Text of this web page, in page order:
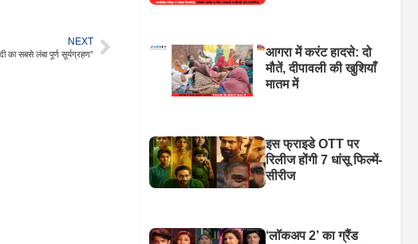
NEXT
सबसे लंबा पूर्ण सूर्यग्रहण”
आगरा में करंट हादसे: दो
मौतें, दीपावली की खुशियाँ
मातम में
इस फ्राइडे OTT पर
रिलीज होंगी 7 धांसू फिल्में-
सीरीज
‘लॉकअप 2’ का ग्रैंड